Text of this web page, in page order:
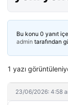
Bu konu 0 yanıt
admin tarafından
1 yazı
23/06/2026: 4:58